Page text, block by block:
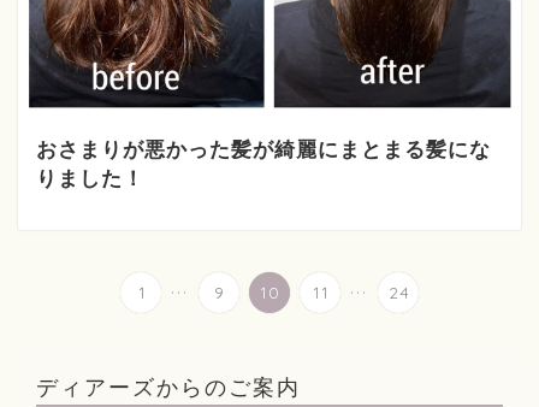
おさまりが悪かった髪が綺麗にまとまる髪にな
りました！
1 ... 9 10 11 ... 24
ディアーズからのご案内